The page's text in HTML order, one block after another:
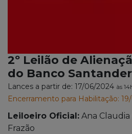
2º Leilão de
do Banco
Lances a partir de: 17/06/2024 às
Encerramento para Habilitação:
Leiloeiro Oficial: Ana
Frazão